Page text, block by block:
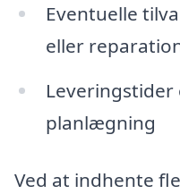
Eventuelle
eller
planlægning
Ved at indhente